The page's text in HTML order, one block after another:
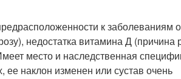
к заболеваниям
недостатка витамина Д (причина
место и наследственная
ее наклон изменен или сустав очень